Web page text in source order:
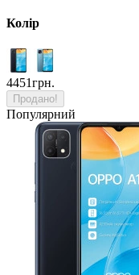
Колір
4451грн.
Продано!
Популярний